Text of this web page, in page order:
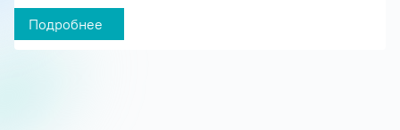
Подробнее